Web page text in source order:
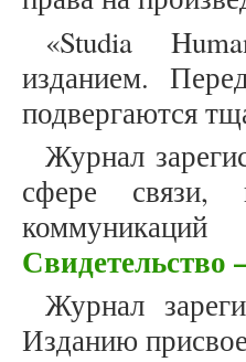
«Studia
изданием.
подвергаются
Журнал
сфере связи,
Журнал
Изданию